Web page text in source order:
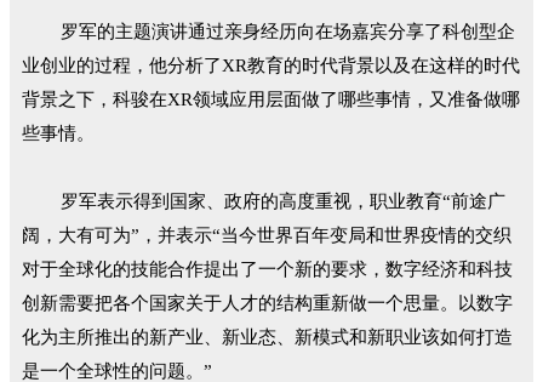
罗军的主题演讲通过亲身经历向在场嘉宾分享了科创型企
业创业的过程，他分析了XR教育的时代背景以及在这样的时代
背景之下，科骏在XR领域应用层面做了哪些事情，又准备做哪
些事情。
罗军表示得到国家、政府的高度重视，职业教育“前途广
阔，大有可为”，并表示“当今世界百年变局和世界疫情的交织
对于全球化的技能合作提出了一个新的要求，数字经济和科技
创新需要把各个国家关于人才的结构重新做一个思量。以数字
化为主所推出的新产业、新业态、新模式和新职业该如何打造
是一个全球性的问题。”